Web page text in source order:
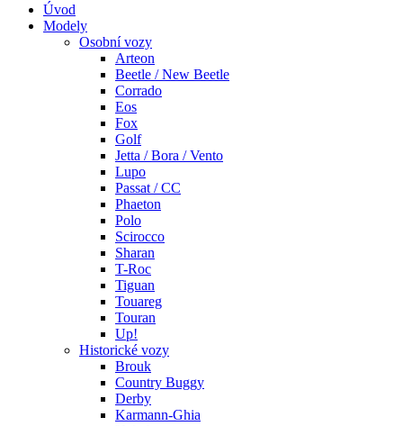
Úvod
Modely
Osobní vozy
Arteon
Beetle / New Beetle
Corrado
Eos
Fox
Golf
Jetta / Bora / Vento
Lupo
Passat / CC
Phaeton
Polo
Scirocco
Sharan
T-Roc
Tiguan
Touareg
Touran
Up!
Historické vozy
Brouk
Country Buggy
Derby
Karmann-Ghia